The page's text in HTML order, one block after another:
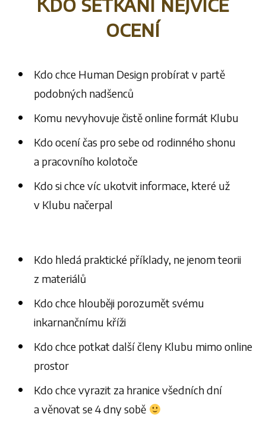
ocení
Kdo chce Human Design probírat v partě
podobných nadšenců
Komu nevyhovuje čistě online formát Klubu
Kdo ocení čas pro sebe od rodinného shonu
a pracovního kolotoče
Kdo si chce víc ukotvit informace, které už
v Klubu načerpal
Kdo hledá praktické příklady, ne jenom teorii
z materiálů
Kdo chce hlouběji porozumět svému
inkarnančnímu kříži
Kdo chce potkat další členy Klubu mimo online
prostor
Kdo chce vyrazit za hranice všedních dní
a věnovat se 4 dny sobě